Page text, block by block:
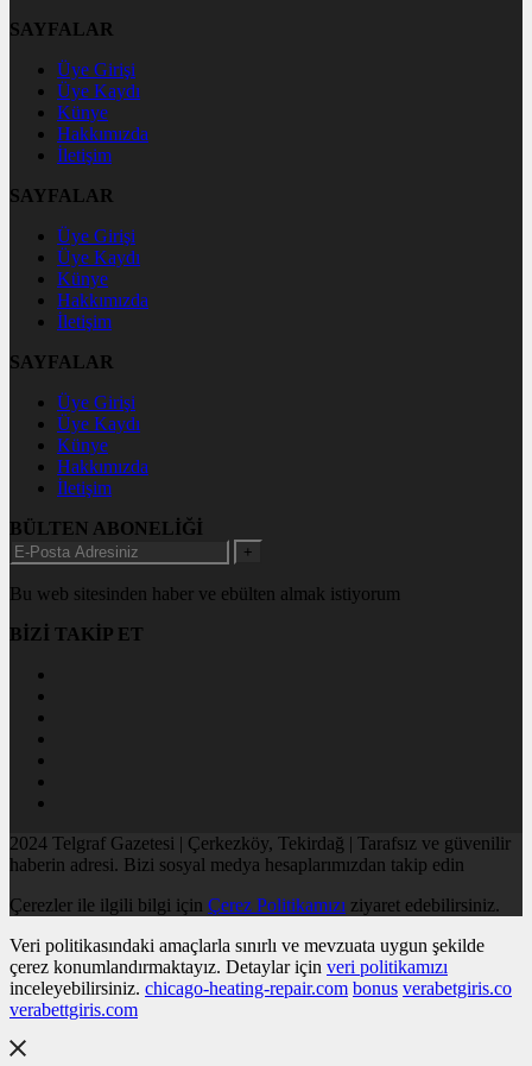
SAYFALAR
Üye Girişi
Üye Kaydı
Künye
Hakkımızda
İletişim
SAYFALAR
Üye Girişi
Üye Kaydı
Künye
Hakkımızda
İletişim
SAYFALAR
Üye Girişi
Üye Kaydı
Künye
Hakkımızda
İletişim
BÜLTEN ABONELİĞİ
+
Bu web sitesinden haber ve ebülten almak istiyorum
BİZİ TAKİP ET
2024 Telgraf Gazetesi | Çerkezköy, Tekirdağ | Tarafsız ve güvenilir
haberin adresi. Bizi sosyal medya hesaplarımızdan takip edin
Çerezler ile ilgili bilgi için Çerez Politikamızı ziyaret edebilirsiniz.
Veri politikasındaki amaçlarla sınırlı ve mevzuata uygun şekilde
çerez konumlandırmaktayız. Detaylar için veri politikamızı
inceleyebilirsiniz. chicago-heating-repair.com bonus verabetgiris.co
verabettgiris.com